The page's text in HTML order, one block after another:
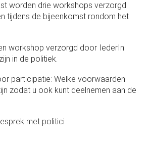
worden drie workshops verzorgd
tijdens de bijeenkomst rondom het
workshop verzorgd door IederIn
in de politiek.
participatie: Welke voorwaarden
zodat u ook kunt deelnemen aan de
met politici